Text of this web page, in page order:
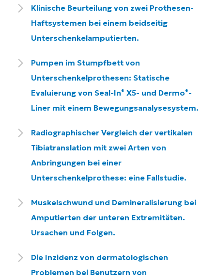
Klinische Beurteilung von zwei Prothesen-
Haftsystemen bei einem beidseitig
Unterschenkelamputierten.
Pumpen im Stumpfbett von
Unterschenkelprothesen: Statische
Evaluierung von Seal-In® X5- und Dermo®-
Liner mit einem Bewegungsanalysesystem.
Radiographischer Vergleich der vertikalen
Tibiatranslation mit zwei Arten von
Anbringungen bei einer
Unterschenkelprothese: eine Fallstudie.
Muskelschwund und Demineralisierung bei
Amputierten der unteren Extremitäten.
Ursachen und Folgen.
Die Inzidenz von dermatologischen
Problemen bei Benutzern von